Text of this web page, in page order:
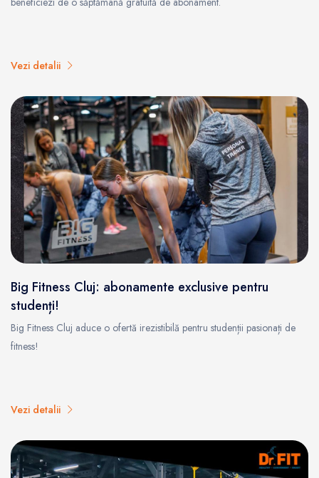
Vezi detalii
Big Fitness Cluj: abonamente exclusive pentru
studenți!
Big Fitness Cluj aduce o ofertă irezistibilă pentru studenții pasionați de
fitness!
Vezi detalii